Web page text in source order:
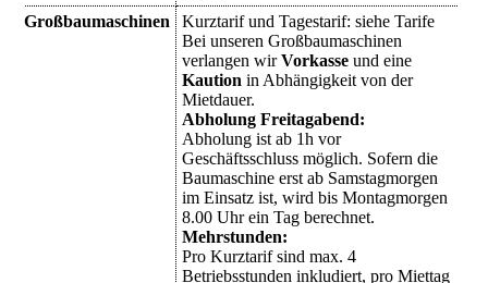
Großbaumaschinen
Kurztarif und Tagestarif: siehe Tarife
Bei unseren Großbaumaschinen
verlangen wirVorkasse und eine
Kaution in Abhängigkeit von der
Mietdauer.
Abholung Freitagabend:
Abholung ist ab 1h vor
Geschäftsschluss möglich. Sofern die
Baumaschine erst ab Samstagmorgen
im Einsatz ist, wird bis Montagmorgen
8.00 Uhr ein Tag berechnet.
Mehrstunden:
Pro Kurztarif sind max. 4
Betriebsstunden inkludiert, pro Miettag